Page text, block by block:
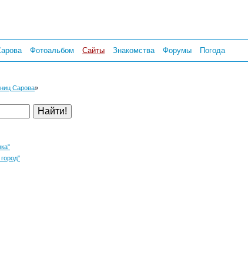
Фотоальбом Сайты Знакомства Форумы Погода
Сарова»